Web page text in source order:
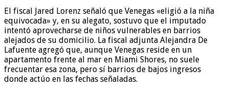
El fiscal Jared Lorenz señaló que Venegas «eligió a la niña
equivocada» y, en su alegato, sostuvo que el imputado
intentó aprovecharse de niños vulnerables en barrios
alejados de su domicilio. La fiscal adjunta Alejandra De
Lafuente agregó que, aunque Venegas reside en un
apartamento frente al mar en Miami Shores, no suele
frecuentar esa zona, pero sí barrios de bajos ingresos
donde actúo en las fechas señaladas.